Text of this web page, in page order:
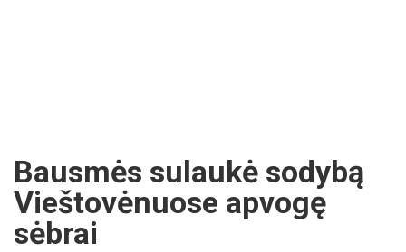
Bausmės sulaukė sodybą
Vieštovėnuose apvogę
sėbrai